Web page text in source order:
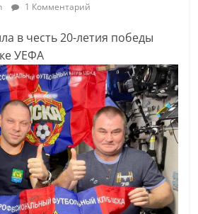
1 Комментарий
в честь 20-летия победы
УЕФА